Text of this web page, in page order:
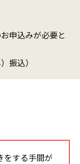
申込みが必要と
振込）
をする手間が